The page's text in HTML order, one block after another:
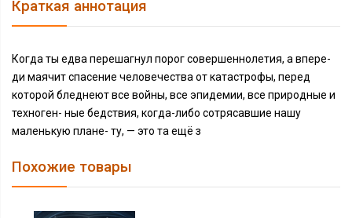
Краткая аннотация
Когда ты едва перешагнул порог совершеннолетия, а впере-
ди маячит спасение человечества от катастрофы, перед
которой бледнеют все войны, все эпидемии, все природные и
техноген- ные бедствия, когда-либо сотрясавшие нашу
маленькую плане- ту, — это та ещё з
Похожие товары